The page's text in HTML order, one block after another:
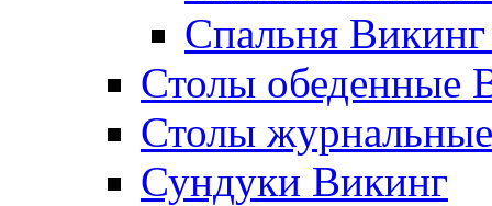
Спальня
Столы обеденные
Столы
Сундуки Викинг